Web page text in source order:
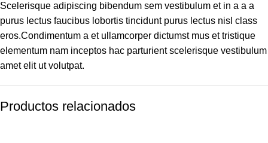
Scelerisque adipiscing bibendum sem vestibulum et in a a a
purus lectus faucibus lobortis tincidunt purus lectus nisl class
eros.Condimentum a et ullamcorper dictumst mus et tristique
elementum nam inceptos hac parturient scelerisque vestibulum
amet elit ut volutpat.
Productos relacionados